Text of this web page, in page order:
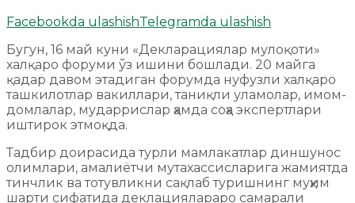
Facebookda ulashishTelegramda ulashish
Бугун, 16 май куни «Декларациялар мулоқоти»
халқаро форуми ўз ишини бошлади. 20 майга
қадар давом этадиган форумда нуфузли халқаро
ташкилотлар вакиллари, таниқли уламолар, имом-
домлалар, мударрислар ҳамда соҳа экспертлари
иштирок этмоқда.
Тадбир доирасида турли мамлакатлар диншунос
олимлари, амалиётчи мутахассисларига жамиятда
тинчлик ва тотувликни сақлаб туришнинг муҳим
шарти сифатида деклациялараро самарали